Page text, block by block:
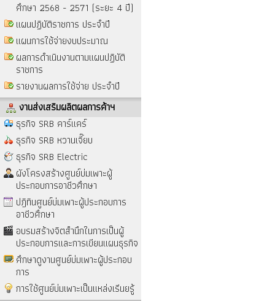
ศึกษา 2568 - 2571 (ระยะ 4 ปี)
แผนปฏิบัติราชการ ประจำปี
แผนการใช้จ่ายงบประมาณ
ผลการดำเนินงานตามแผนปฏิบัติ
ราชการ
รายงานผลการใช้จ่าย ประจำปี
งานส่งเสริมผลิตผลการค้าฯ
ธุรกิจ SRB คาร์แคร์
ธุรกิจ SRB หวานเจี๊ยบ
ธุรกิจ SRB Electric
ผังโครงสร้างศูนย์บ่มเพาะผู้
ประกอบการอาชีวศึกษา
ปฎิทินศูนย์บ่มเพาะผู้ประกอบการ
อาชีวศึกษา
อบรมสร้างจิตสำนึกในการเป็นผู้
ประกอบการและการเขียนแผนธุรกิจ
ศึกษาดูงานศูนย์บ่มเพาะผู้ประกอบ
การ
การใช้ศูนย์บ่มเพาะเป็นแหล่งเรีนยรู้